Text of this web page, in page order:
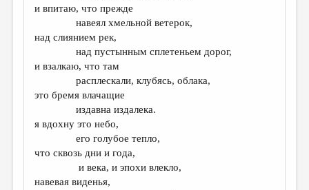
ОТДЕЛЫ И РУБРИКИ
ПРОИЗВЕДЕНИЯ
ПЕРЕВОДЫ
КОНКУРСЫ
ДЕТСКАЯ КОМНАТА
КНИЖНАЯ ПОЛКА
и впитаю, что прежде
навеял хмельной ветерок,
над слиянием рек,
над пустынным сплетеньем дорог,
и взалкаю, что там
расплескали, клубясь, облака,
это бремя влачащие
издавна издалека.
я вдохну это небо,
его голубое тепло,
что сквозь дни и года,
и века, и эпохи влекло,
навевая виденья,